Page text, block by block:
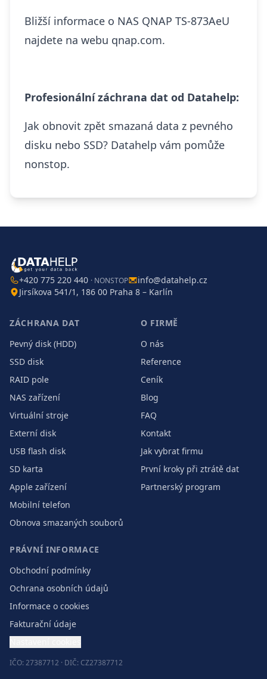
Bližší informace o NAS QNAP TS-873AeU
najdete na webu qnap.com.
Profesionální záchrana dat od Datahelp:
Jak obnovit zpět smazaná data z pevného
disku nebo SSD? Datahelp vám pomůže
nonstop.
+420 775 220 440 · NONSTOP
info@datahelp.cz
Jirsíkova 541/1, 186 00 Praha 8 – Karlín
ZÁCHRANA DAT
Pevný disk (HDD)
SSD disk
RAID pole
NAS zařízení
Virtuální stroje
Externí disk
USB flash disk
SD karta
Apple zařízení
Mobilní telefon
Obnova smazaných souborů
O FIRMĚ
O nás
Reference
Ceník
Blog
FAQ
Kontakt
Jak vybrat firmu
První kroky při ztrátě dat
Partnerský program
PRÁVNÍ INFORMACE
Obchodní podmínky
Ochrana osobních údajů
Informace o cookies
Fakturační údaje
IČO: 27387712 · DIČ: CZ27387712